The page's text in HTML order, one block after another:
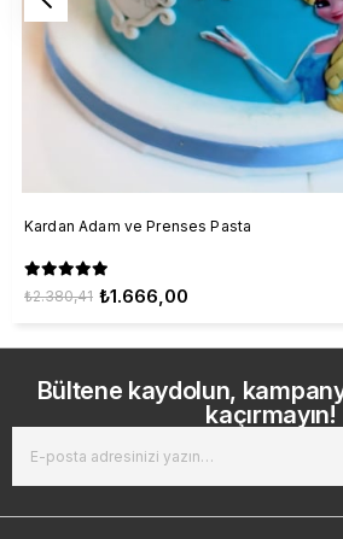
Kardan Adam ve Prenses Pasta
₺1.666,00
₺2.380,41
Bültene kaydolun,
kaçırmayın!